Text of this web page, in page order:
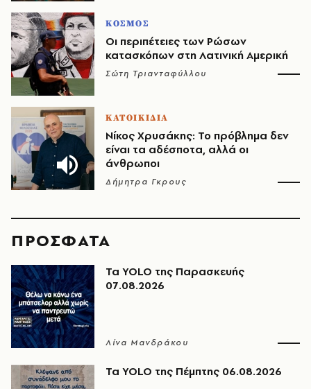
ΚΟΣΜΟΣ
Οι περιπέτειες των Ρώσων
κατασκόπων στη Λατινική Αμερική
Σώτη Τριανταφύλλου
ΚΑΤΟΙΚΙΔΙΑ
Νίκος Χρυσάκης: Το πρόβλημα δεν
είναι τα αδέσποτα, αλλά οι
άνθρωποι
Δήμητρα Γκρους
ΠΡΟΣΦΑΤΑ
Τα YOLO της Παρασκευής
07.08.2026
Λίνα Μανδράκου
Τα YOLO της Πέμπτης 06.08.2026